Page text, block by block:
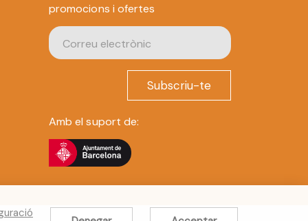
promocions i ofertes
Subscriu-te
Amb el suport de: